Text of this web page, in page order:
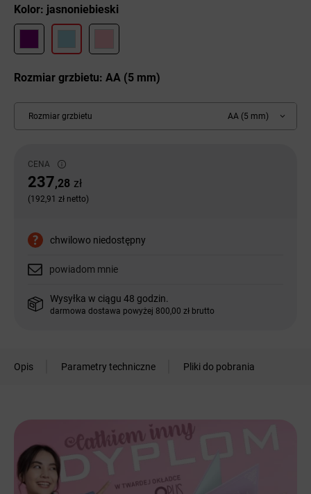
Kolor: jasnoniebieski
Rozmiar grzbietu: AA (5 mm)
Rozmiar grzbietu AA (5 mm)
CENA
237,28 zł
(192,91 zł netto)
chwilowo niedostępny
powiadom mnie
Wysyłka w ciągu 48 godzin.
darmowa dostawa powyżej 800,00 zł brutto
Opis Parametry techniczne Pliki do pobrania